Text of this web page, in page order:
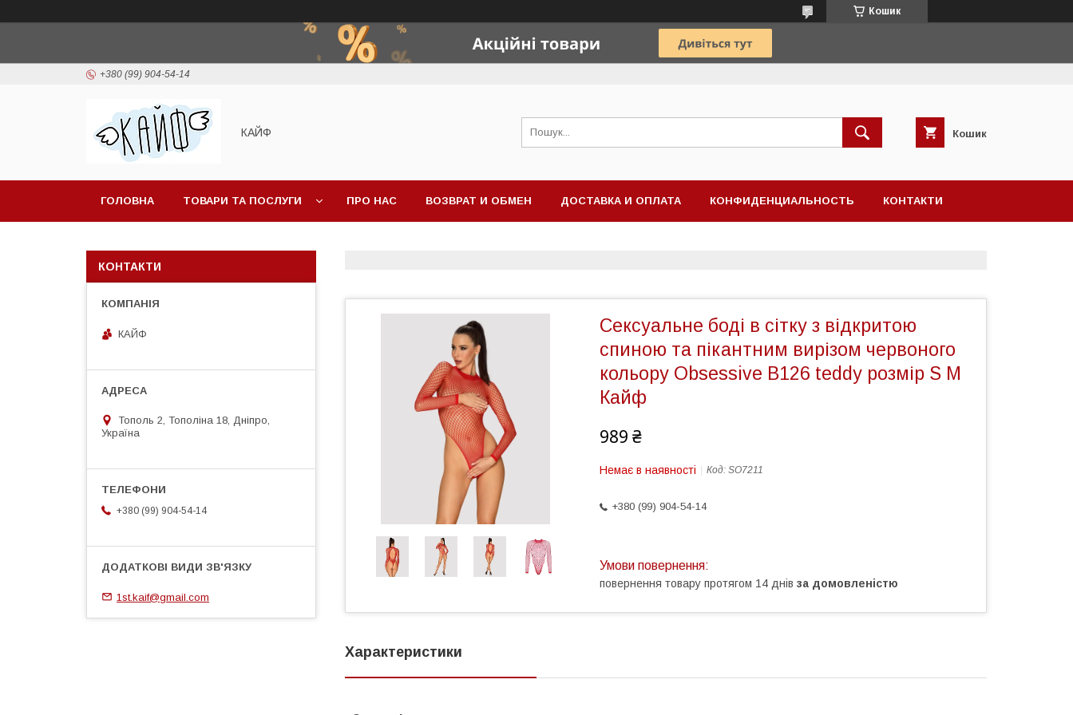
Кошик
+380 (99) 904-54-14
КАЙФ Кошик
ГОЛОВНА ТОВАРИ ТА ПОСЛУГИ ПРО НАС ВОЗВРАТ И ОБМЕН ДОСТАВКА И ОПЛАТА КОНФИДЕНЦИАЛЬНОСТЬ КОНТАКТИ
Сексуальне боді в сітку з відкритою
спиною та пікантним вирізом червоного
кольору Obsessive B126 teddy розмір S M
Кайф
989 ₴
Немає в наявності Код: SO7211
+380 (99) 904-54-14
повернення товару протягом 14 днів за домовленістю
Характеристики
КОНТАКТИ
КАЙФ
Тополь 2, Тополіна 18, Дніпро,
Україна
+380 (99) 904-54-14
1st.kaif@gmail.com